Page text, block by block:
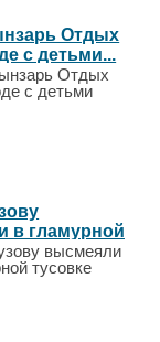
Отдых
с детьми...
в гламурной